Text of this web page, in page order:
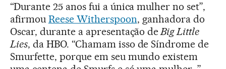
“Durante 25 anos fui a única mulher no set”,
afirmou Reese Witherspoon, ganhadora do
Oscar, durante a apresentação deBig Little
Lies, da HBO. “Chamam isso de Síndrome de
Smurfette, porque em seu mundo existem